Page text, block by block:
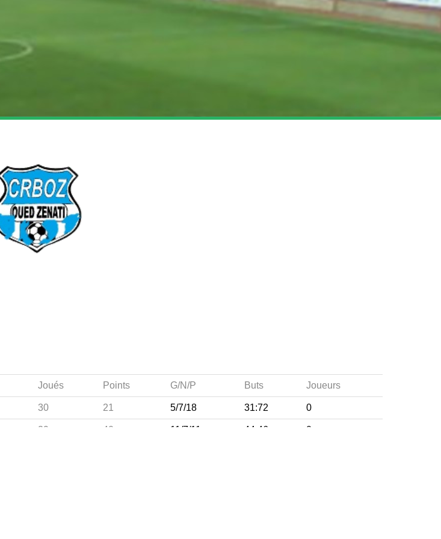
Joués Points G/N/P Buts Joueurs
30 21 5/7/18 31:72 0
29 40 11/7/11 44:46 0